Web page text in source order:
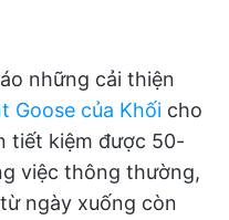
những cải thiện
Goose của Khối cho
tiết kiệm được 50-
việc thông thường,
ngày xuống còn